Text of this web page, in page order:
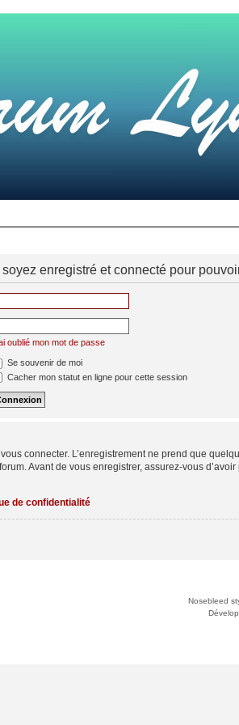
enregistré et connecté pour
oublié mon mot de passe
Se souvenir de moi
Cacher mon statut en ligne pour cette session
connecter. L’enregistrement ne prend que
Avant de vous enregistrer, assurez-vous
de confidentialité
Nosebleed